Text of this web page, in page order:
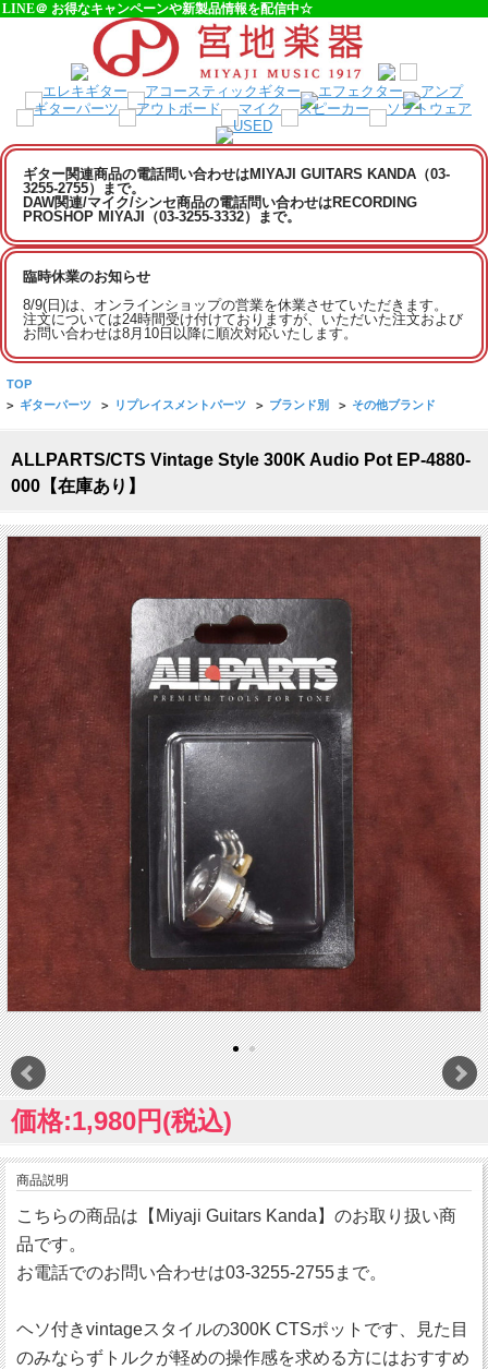
LINE＠ お得なキャンペーンや新製品情報を配信中☆
ギター関連商品の電話問い合わせはMIYAJI GUITARS KANDA（03-
3255-2755）まで。
DAW関連/マイク/シンセ商品の電話問い合わせはRECORDING
PROSHOP MIYAJI（03-3255-3332）まで。
臨時休業のお知らせ
8/9(日)は、オンラインショップの営業を休業させていただきます。
注文については24時間受け付けておりますが、いただいた注文および
お問い合わせは8月10日以降に順次対応いたします。
TOP
> ギターパーツ > リプレイスメントパーツ > ブランド別 > その他ブランド
ALLPARTS/CTS Vintage Style 300K Audio Pot EP-4880-
000【在庫あり】
価格:1,980円(税込)
商品説明
こちらの商品は【Miyaji Guitars Kanda】のお取り扱い商
品です。
お電話でのお問い合わせは03-3255-2755まで。
ヘソ付きvintageスタイルの300K CTSポットです、見た目
のみならずトルクが軽めの操作感を求める方にはおすすめ